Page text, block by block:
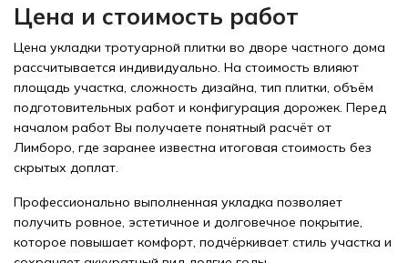
Цена и стоимость работ
Цена укладки тротуарной плитки во дворе частного дома
рассчитывается индивидуально. На стоимость влияют
площадь участка, сложность дизайна, тип плитки, объём
подготовительных работ и конфигурация дорожек. Перед
началом работ Вы получаете понятный расчёт от
Лимборо, где заранее известна итоговая стоимость без
скрытых доплат.
Профессионально выполненная укладка позволяет
получить ровное, эстетичное и долговечное покрытие,
которое повышает комфорт, подчёркивает стиль участка и